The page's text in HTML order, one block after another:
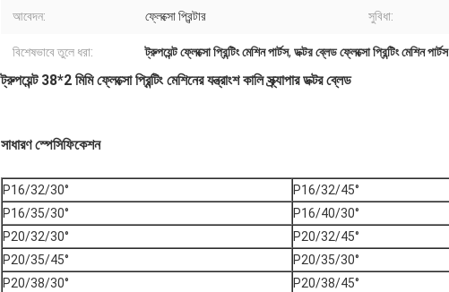
আবেদন: ফ্লেক্সো প্রিন্টার সুবিধা:
বিশেষভাবে তুলে ধরা: ট্রুপয়েন্ট ফ্লেক্সো প্রিন্টিং মেশিন পার্টস, ডক্টর ব্লেড ফ্লেক্সো প্রিন্টিং মেশিন পার্টস
ট্রুপয়েন্ট 38*2 মিমি ফ্লেক্সো প্রিন্টিং মেশিনের যন্ত্রাংশ কালি স্ক্র্যাপার ডক্টর ব্লেড
সাধারণ স্পেসিফিকেশন
P16/32/30°
P16/32/45°
P16/35/30°
P16/40/30°
P20/32/30°
P20/32/45°
P20/35/45°
P20/35/30°
P20/38/30°
P20/38/45°